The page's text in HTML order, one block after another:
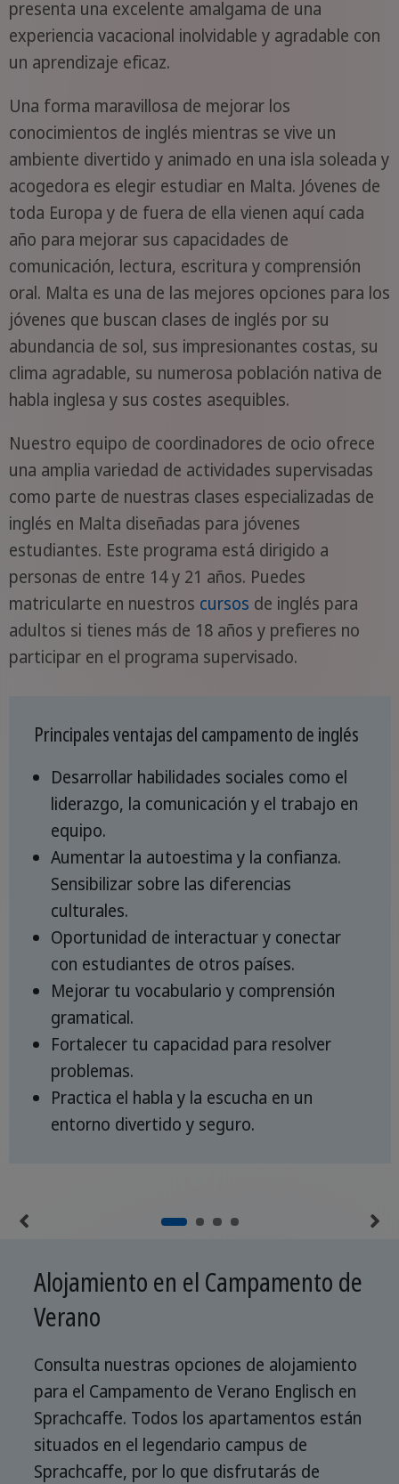
presenta una excelente amalgama de una
experiencia vacacional inolvidable y agradable con
un aprendizaje eficaz.
Una forma maravillosa de mejorar los
conocimientos de inglés mientras se vive un
ambiente divertido y animado en una isla soleada y
acogedora es elegir estudiar en Malta. Jóvenes de
toda Europa y de fuera de ella vienen aquí cada
año para mejorar sus capacidades de
comunicación, lectura, escritura y comprensión
oral. Malta es una de las mejores opciones para los
jóvenes que buscan clases de inglés por su
abundancia de sol, sus impresionantes costas, su
clima agradable, su numerosa población nativa de
habla inglesa y sus costes asequibles.
Nuestro equipo de coordinadores de ocio ofrece
una amplia variedad de actividades supervisadas
como parte de nuestras clases especializadas de
inglés en Malta diseñadas para jóvenes
estudiantes. Este programa está dirigido a
personas de entre 14 y 21 años. Puedes
matricularte en nuestros cursos de inglés para
adultos si tienes más de 18 años y prefieres no
participar en el programa supervisado.
Principales ventajas del campamento de inglés
Desarrollar habilidades sociales como el
liderazgo, la comunicación y el trabajo en
equipo.
Aumentar la autoestima y la confianza.
Sensibilizar sobre las diferencias
culturales.
Oportunidad de interactuar y conectar
con estudiantes de otros países.
Mejorar tu vocabulario y comprensión
gramatical.
Fortalecer tu capacidad para resolver
problemas.
Practica el habla y la escucha en un
entorno divertido y seguro.
Alojamiento en el Campamento de
Verano
Consulta nuestras opciones de alojamiento
para el Campamento de Verano Englisch en
Sprachcaffe. Todos los apartamentos están
situados en el legendario campus de
Sprachcaffe, por lo que disfrutarás de